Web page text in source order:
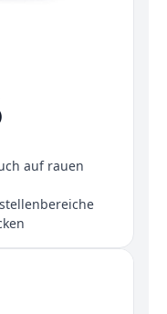
auf rauen